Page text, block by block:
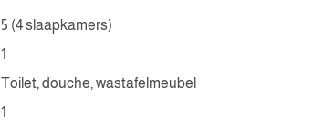
5 (4 slaapkamers)
1
Toilet, douche, wastafelmeubel
1